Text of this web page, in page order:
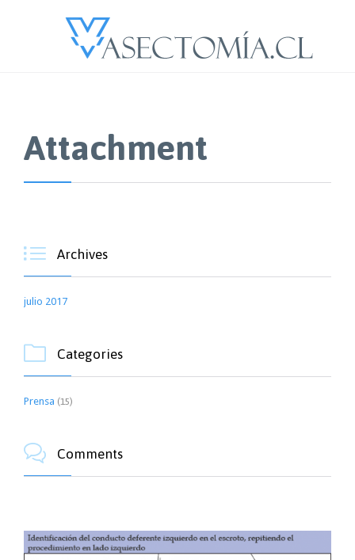
Attachment
 Archives
julio 2017
 Categories
Prensa (15)
 Comments